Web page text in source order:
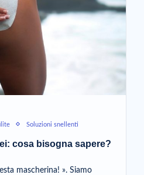
Soluzioni snellenti
cosa bisogna sapere?
mascherina! ». Siamo